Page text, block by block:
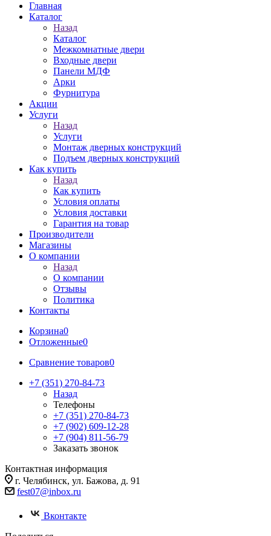
Главная
Каталог
Назад
Каталог
Межкомнатные двери
Входные двери
Панели МДФ
Арки
Фурнитура
Акции
Услуги
Назад
Услуги
Монтаж дверных конструкций
Подъем дверных конструкций
Как купить
Назад
Как купить
Условия оплаты
Условия доставки
Гарантия на товар
Производители
Магазины
О компании
Назад
О компании
Отзывы
Политика
Контакты
Корзина0
Отложенные0
Сравнение товаров0
+7 (351) 270-84-73
Назад
Телефоны
+7 (351) 270-84-73
+7 (902) 609-12-28
+7 (904) 811-56-79
Заказать звонок
Контактная информация
г. Челябинск, ул. Бажова, д. 91
fest07@inbox.ru
Вконтакте